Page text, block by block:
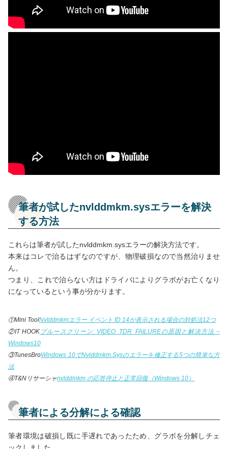
筆者が試したnvlddmkm.sysエラーを解決
する方法
これらは筆者が試したnvlddmkm.sysエラーの解決方法です。
本来はコレで治るはずなのですが、物理破損なので当然治りませ
ん。
つまり、これで治らない方はドライバによりグラボがお亡くなり
になっているという事が分かります。
①Mini ToolNvlddmkmエラー イベント ID 14が表示される場合の対処法12つ
②IT HOOK ブルースクリーン: VIDEO_TDR_FAILUREの原因と解決方法 –
Windows10
③TunesBroWindows 10でNvlddmkm.Sysのエラーを修正する5つの簡単な方
法
④T&Nリサーシャnvlddmkm の応答停止と正常回復（Windows 10）
筆者による分解による確認
筆者環境は破損し既に手遅れであったため、グラボを分解しチェ
ックしました。